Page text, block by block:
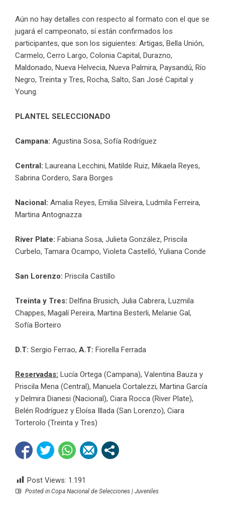
Aún no hay detalles con respecto al formato con el que se
jugará el campeonato, sí están confirmados los
participantes, que son los siguientes: Artigas, Bella Unión,
Carmelo, Cerro Largo, Colonia Capital, Durazno,
Maldonado, Nueva Helvecia, Nueva Palmira, Paysandú, Río
Negro, Treinta y Tres, Rocha, Salto, San José Capital y
Young.
PLANTEL SELECCIONADO
Campana: Agustina Sosa, Sofía Rodríguez
Central: Laureana Lecchini, Matilde Ruiz, Mikaela Reyes,
Sabrina Cordero, Sara Borges
Nacional: Amalia Reyes, Emilia Silveira, Ludmila Ferreira,
Martina Antognazza
River Plate: Fabiana Sosa, Julieta González, Priscila
Curbelo, Tamara Ocampo, Violeta Castelló, Yuliana Conde
San Lorenzo: Priscila Castillo
Treinta y Tres: Delfina Brusich, Julia Cabrera, Luzmila
Chappes, Magalí Pereira, Martina Besterli, Melanie Gal,
Sofía Borteiro
D.T: Sergio Ferrao, A.T: Fiorella Ferrada
Reservadas: Lucía Ortega (Campana), Valentina Bauza y
Priscila Mena (Central), Manuela Cortalezzi, Martina García
y Delmira Dianesi (Nacional), Ciara Rocca (River Plate),
Belén Rodríguez y Eloísa Illada (San Lorenzo), Ciara
Torterolo (Treinta y Tres)
Post Views: 1.191
Posted in Copa Nacional de Selecciones | Juveniles